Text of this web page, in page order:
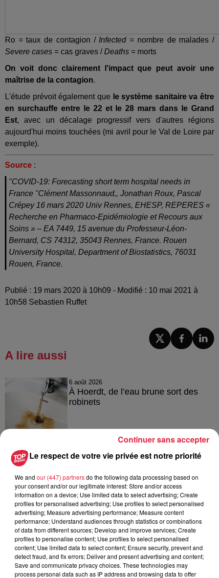
Ro = taux de contagion / Infected= nombre de malades /
Severe cases = cas graves /Deaths = morts
On voit donc clairement l'impact que peut avoir une
maîtrise de la contagion.
L'étude prévoit également que le système sanitaire va être
en surchauffe entre le 22 et le 28 mars dans le Grand
Est, avec un décalage progressif vers d'autres régions
aujourd'hui moins touchées (mi avril pour le Val de Loire par
exemple).
Source :
"COVID-19: Forecasting short term hospital needs in
France "Clément Massonnaud,, Jonathan Roux, Pascal
Crépey 16 mars 2020 Univ Rennes, EHESP, REPERES «
Recherche en Pharmaco-Epidémiologie et Recours aux
Soins » – EA 7449, 15 avenue du Professeur-Léon-
Bernard, CS 74312, 35043 Rennes, France. Rouen
University Hospital, Department of Biostatistics, 76031
Rouen, France.
Publié : 19 mars 2020 à 10h09 - Modifié : 10 mai 2021 à
10h58 Sebastien Ruffet
A lire aussi
6 août 2026
À Hoerdt, de l’eau brune sort des
robinets
Tags antisémites à Strasbourg :
6 août 2026
Au zoo de Mulhouse : rencontre
avec les flamants rouges
Le respect de votre vie privée est notre priorité
We and our (447) partnersdo the following data processing based on
your consent and/or our legitimate interest: Store and/or access
information on a device; Use limited data to select advertising; Create
profiles for personalised advertising; Use profiles to select personalised
advertising; Measure advertising performance; Measure content
performance; Understand audiences through statistics or combinations
of data from different sources; Develop and improve services; Create
profiles to personalise content; Use profiles to select personalised
content; Use limited data to select content; Ensure security, prevent and
detect fraud, and fix errors; Deliver and present advertising and content;
Save and communicate privacy choices. These technologies may
process personal data such as IP address and browsing data to offer
Continuer sans accepter